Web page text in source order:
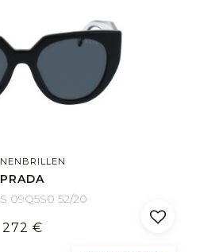
PRADA
09Q5S0 52/20
272 €